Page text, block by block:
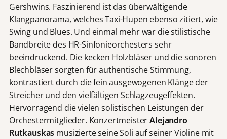
Gershwins. Faszinierend ist das überwältigende
Klangpanorama, welches Taxi-Hupen ebenso zitiert, wie
Swing und Blues. Und einmal mehr war die stilistische
Bandbreite des HR-Sinfonieorchesters sehr
beeindruckend. Die kecken Holzbläser und die sonoren
Blechbläser sorgten für authentische Stimmung,
kontrastiert durch die fein ausgewogenen Klänge der
Streicher und den vielfältigen Schlagzeugeffekten.
Hervorragend die vielen solistischen Leistungen der
Orchestermitglieder. KonzertmeisterAlejandro
Rutkauskas musizierte seine Soli auf seiner Violine mit